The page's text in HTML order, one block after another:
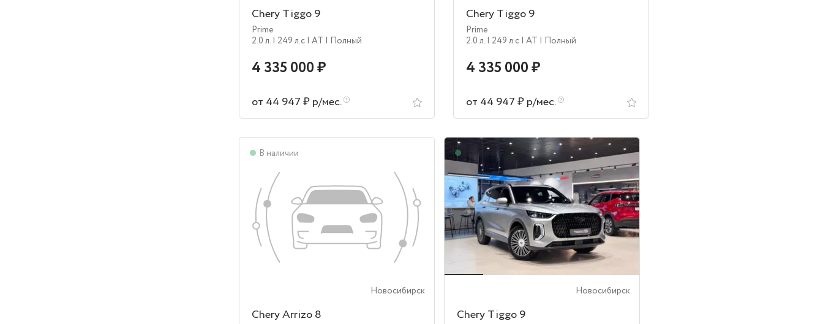
Chery Tiggo 9
Prime
2.0 л. | 249 л.c | AT | Полный
4 335 000 ₽
от 44 947 ₽ р/мес.
Chery Tiggo 9
Prime
2.0 л. | 249 л.c | AT | Полный
4 335 000 ₽
от 44 947 ₽ р/мес.
В наличии
Новосибирск
Chery Arrizo 8
В наличии
Новосибирск
Chery Tiggo 9